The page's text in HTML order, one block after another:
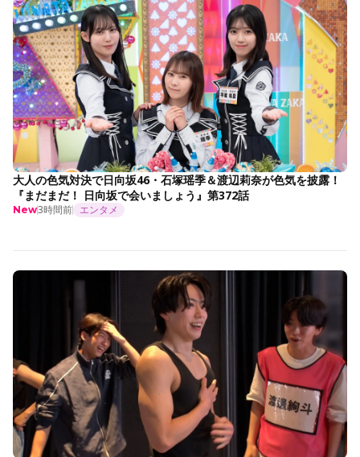
大人の色気対決で日向坂46・石塚瑶季＆渡辺莉奈が色気を披露！
『まだまだ！ 日向坂で会いましょう』第372話
New3時間前 エンタメ